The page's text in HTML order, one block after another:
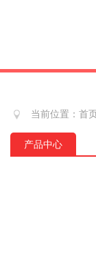
当前位置： 首页
产品中心